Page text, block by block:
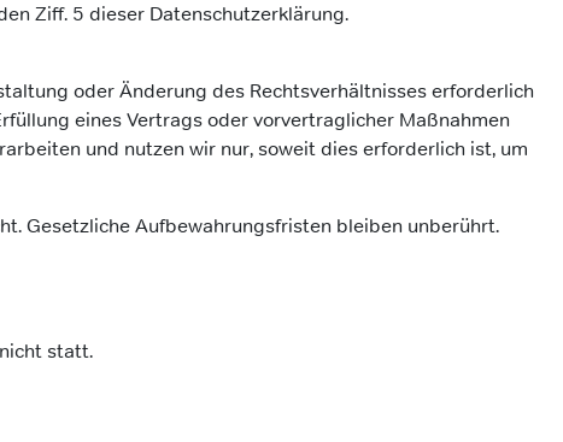
Ziff. 5 dieser Datenschutzerklärung.
oder Änderung des Rechtsverhältnisses erforderlich
eines Vertrags oder vorvertraglicher Maßnahmen
und nutzen wir nur, soweit dies erforderlich ist, um
Gesetzliche Aufbewahrungsfristen bleiben unberührt.
statt.